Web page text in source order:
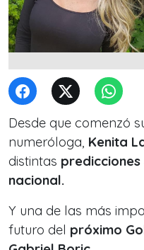
Desde que comenzó
numeróloga, Kenita
distintas
nacional.
Y una de las más
futuro del próximo